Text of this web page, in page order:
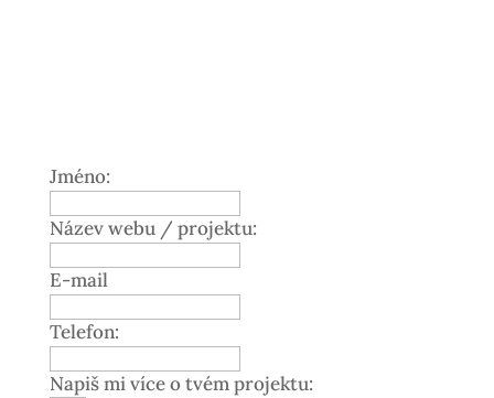
Jméno:
Název webu / projektu:
E-mail
Telefon:
Napiš mi více o tvém projektu: